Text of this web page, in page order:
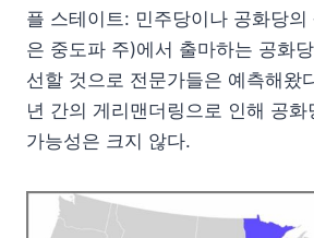
플 스테이트: 민주당이나 공화당
은 중도파 주)에서 출마하는 공화
선할 것으로 전문가들은 예측해왔
년 간의 게리맨더링으로 인해 공
가능성은 크지 않다.